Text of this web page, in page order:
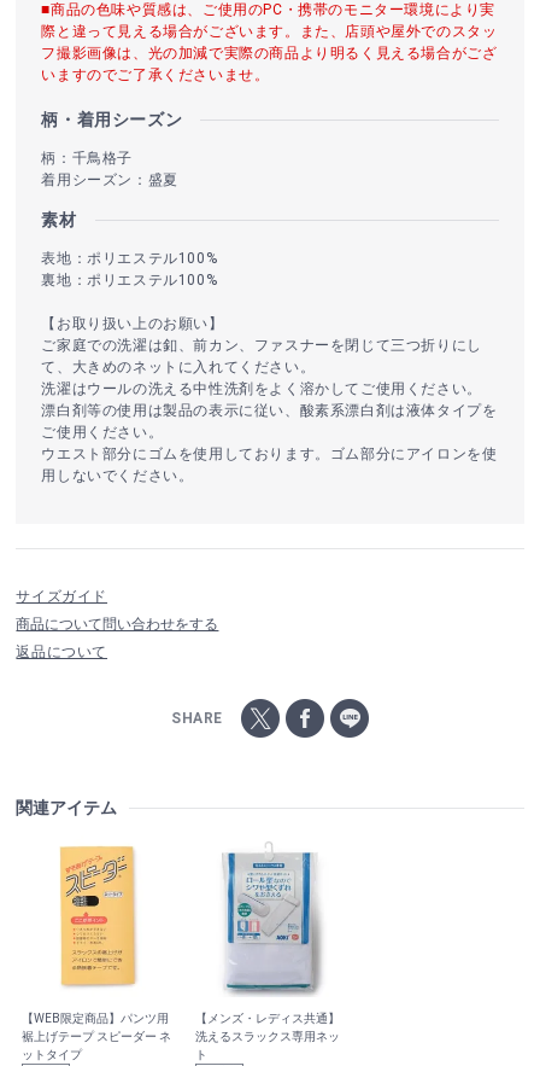
■商品の色味や質感は、ご使用のPC・携帯のモニター環境により実
際と違って見える場合がございます。また、店頭や屋外でのスタッ
フ撮影画像は、光の加減で実際の商品より明るく見える場合がござ
いますのでご了承くださいませ。
柄・着用シーズン
柄：千鳥格子
着用シーズン：盛夏
素材
表地：ポリエステル100%
裏地：ポリエステル100%
【お取り扱い上のお願い】
ご家庭での洗濯は釦、前カン、ファスナーを閉じて三つ折りにし
て、大きめのネットに入れてください。
洗濯はウールの洗える中性洗剤をよく溶かしてご使用ください。
漂白剤等の使用は製品の表示に従い、酸素系漂白剤は液体タイプを
ご使用ください。
ウエスト部分にゴムを使用しております。ゴム部分にアイロンを使
用しないでください。
サイズガイド
商品について問い合わせをする
返品について
SHARE
関連アイテム
【WEB限定商品】パンツ用
裾上げテープ スピーダー ネ
ットタイプ
【メンズ・レディス共通】
洗えるスラックス専用ネッ
ト